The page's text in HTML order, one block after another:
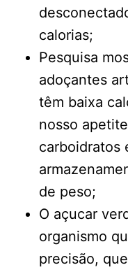
calorias;
Pesquisa
adoçantes
têm baixa
nosso
carboidratos
de peso;
O açucar
organismo
precisão,